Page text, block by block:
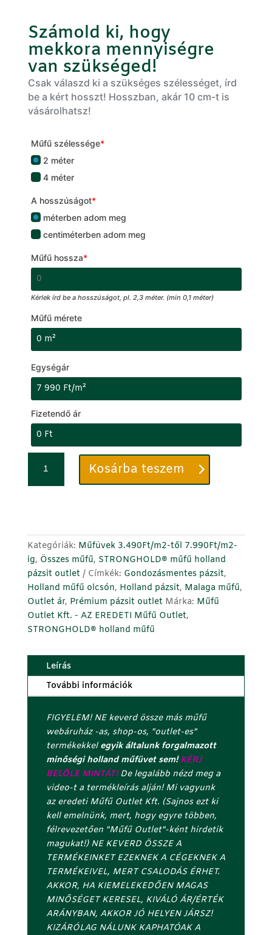
Számold ki, hogy
mekkora mennyiségre
van szükséged!
Csak válaszd ki a szükséges szélességet, írd
be a kért hosszt! Hosszban, akár 10 cm-t is
vásárolhatsz!
Műfű szélessége*
2 méter
4 méter
A hosszúságot*
méterben adom meg
centiméterben adom meg
Műfű hossza*
Kérlek írd be a hosszúságot, pl. 2,3 méter. (min 0,1 méter)
Műfű mérete
Egységár
Fizetendő ár
k
á
m
o
t
a
d
d
e
z
40mm
-
-
smaragdzöld
kutyabarát
holland
műfű
pázsit
olcsón
MATT
SZÁLAS
műfű
mennyiség
Kosárba teszem
Kategóriák: Műfüvek 3.490Ft/m2-től 7.990Ft/m2-
ig, Összes műfű, STRONGHOLD® műfű holland
pázsit outlet
Címkék: Gondozásmentes pázsit,
Holland műfű olcsón, Holland pázsit, Malaga műfű,
Outlet ár, Prémium pázsit outlet Márka: Műfű
Outlet Kft. - AZ EREDETI Műfű Outlet,
STRONGHOLD® holland műfű
Leírás
További információk
FIGYELEM! NE keverd össze más műfű
webáruház -as, shop-os, "outlet-es"
termékekkel egyik általunk forgalmazott
minőségi holland műfüvet sem! KÉRJ
BELŐLE MINTÁT!De legalább nézd meg a
video-t a termékleírás alján! Mi vagyunk
az eredeti Műfű Outlet Kft. (Sajnos ezt ki
kell emelnünk, mert, hogy egyre többen,
félrevezetően "Műfű Outlet"-ként hirdetik
magukat!) NE KEVERD ÖSSZE A
TERMÉKEINKET EZEKNEK A CÉGEKNEK A
TERMÉKEIVEL, MERT CSALODÁS ÉRHET.
AKKOR, HA KIEMELEKEDŐEN MAGAS
MINŐSÉGET KERESEL, KIVÁLÓ ÁR/ÉRTÉK
ARÁNYBAN, AKKOR JÓ HELYEN JÁRSZ!
KIZÁRÓLAG NÁLUNK KAPHATÓAK A